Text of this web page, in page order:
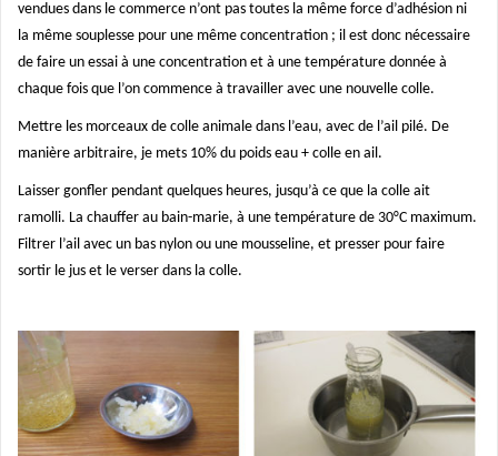
vendues dans le commerce n’ont pas toutes la même force d’adhésion ni
la même souplesse pour une même concentration ; il est donc nécessaire
de faire un essai à une concentration et à une température donnée à
chaque fois que l’on commence à travailler avec une nouvelle colle.
Mettre les morceaux de colle animale dans l’eau, avec de l’ail pilé. De
manière arbitraire, je mets 10% du poids eau + colle en ail.
Laisser gonfler pendant quelques heures, jusqu’à ce que la colle ait
ramolli. La chauffer au bain-marie, à une température de 30°C maximum.
Filtrer l’ail avec un bas nylon ou une mousseline, et presser pour faire
sortir le jus et le verser dans la colle.